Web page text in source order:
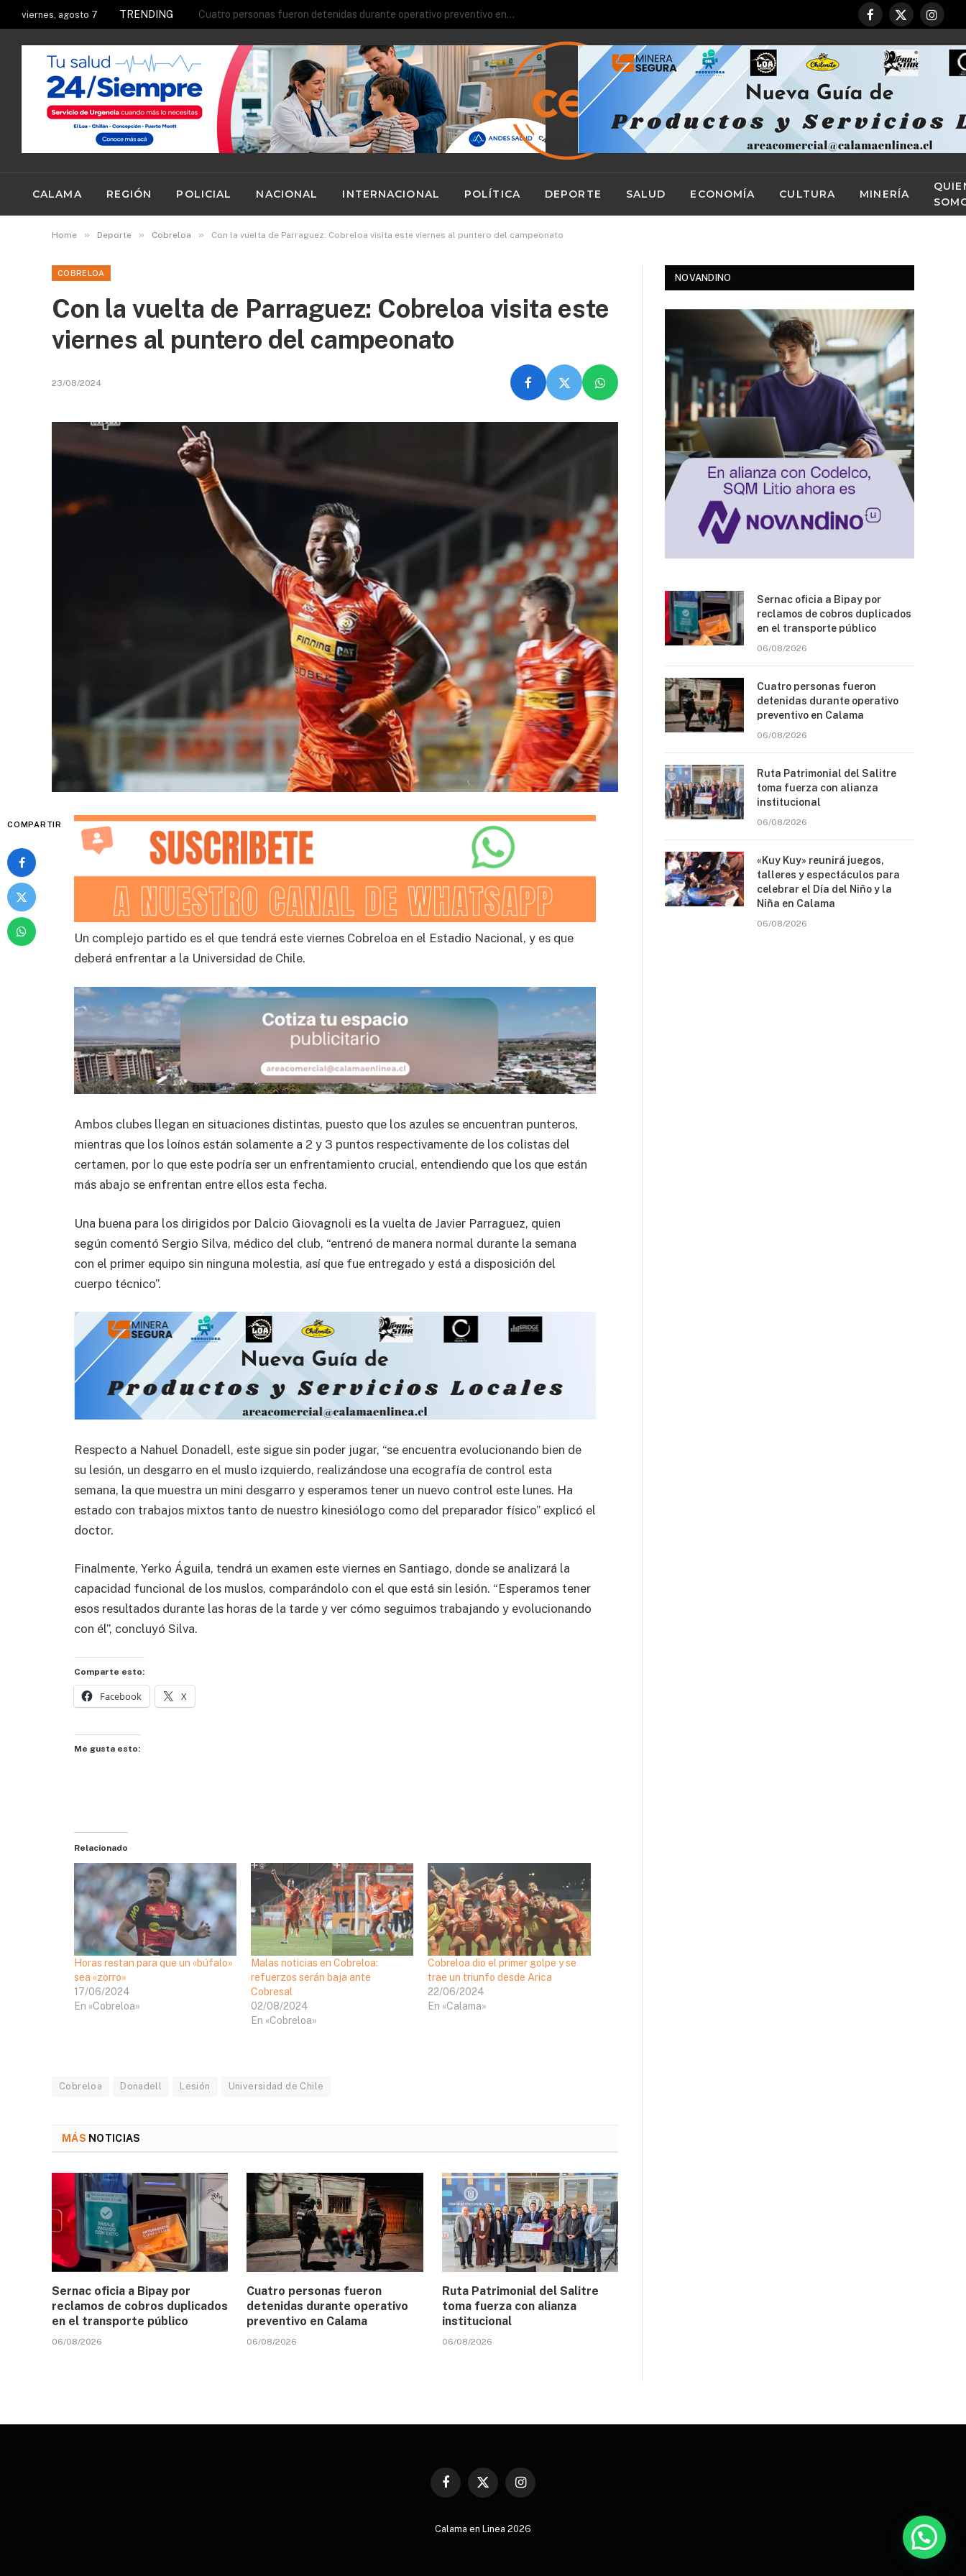
viernes, agosto 7 TRENDING Cuatro personas fueron detenidas durante operativo preventivo en Calama
Facebook
X
CALAMA REGIÓN POLICIAL NACIONAL INTERNACIONAL POLÍTICA DEPORTE SALUD ECONOMÍA CULTURA MINERÍA
Home » Deporte » Cobreloa » Con la vuelta de Parraguez: Cobreloa visita este viernes al puntero del campeonato
COBRELOA
Con la vuelta de Parraguez: Cobreloa visita este
viernes al puntero del campeonato
23/08/2024
COMPARTIR
Un complejo partido es el que tendrá este viernes Cobreloa en el Estadio Nacional, y es que
deberá enfrentar a la Universidad de Chile.
Ambos clubes llegan en situaciones distintas, puesto que los azules se encuentran punteros,
mientras que los loínos están solamente a 2 y 3 puntos respectivamente de los colistas del
certamen, por lo que este podría ser un enfrentamiento crucial, entendiendo que los que están
más abajo se enfrentan entre ellos esta fecha.
Una buena para los dirigidos por Dalcio Giovagnoli es la vuelta de Javier Parraguez, quien
según comentó Sergio Silva, médico del club, “entrenó de manera normal durante la semana
con el primer equipo sin ninguna molestia, así que fue entregado y está a disposición del
cuerpo técnico”.
Respecto a Nahuel Donadell, este sigue sin poder jugar, “se encuentra evolucionando bien de
su lesión, un desgarro en el muslo izquierdo, realizándose una ecografía de control esta
semana, la que muestra un mini desgarro y esperamos tener un nuevo control este lunes. Ha
estado con trabajos mixtos tanto de nuestro kinesiólogo como del preparador físico” explicó el
doctor.
Finalmente, Yerko Águila, tendrá un examen este viernes en Santiago, donde se analizará la
capacidad funcional de los muslos, comparándolo con el que está sin lesión. “Esperamos tener
esos resultados durante las horas de la tarde y ver cómo seguimos trabajando y evolucionando
con él”, concluyó Silva.
Comparte esto:
Facebook X
Me gusta esto:
Relacionado
Horas restan para que un «búfalo»
sea «zorro»
17/06/2024
En «Cobreloa»
Malas noticias en Cobreloa:
refuerzos serán baja ante
Cobresal
02/08/2024
En «Cobreloa»
Cobreloa dio el primer golpe y se
trae un triunfo desde Arica
22/06/2024
En «Calama»
Cobreloa Donadell Lesión Universidad de Chile
MÁS NOTICIAS
Sernac oficia a Bipay por
reclamos de cobros duplicados
en el transporte público
06/08/2026
Cuatro personas fueron
detenidas durante operativo
preventivo en Calama
06/08/2026
Ruta Patrimonial del Salitre
toma fuerza con alianza
institucional
06/08/2026
NOVANDINO
Sernac oficia a Bipay por
reclamos de cobros duplicados
en el transporte público
06/08/2026
Cuatro personas fueron
detenidas durante operativo
preventivo en Calama
06/08/2026
Ruta Patrimonial del Salitre
toma fuerza con alianza
institucional
06/08/2026
«Kuy Kuy» reunirá juegos,
talleres y espectáculos para
celebrar el Día del Niño y la
Niña en Calama
06/08/2026
Facebook
X
Instagram
Calama en Linea 2026